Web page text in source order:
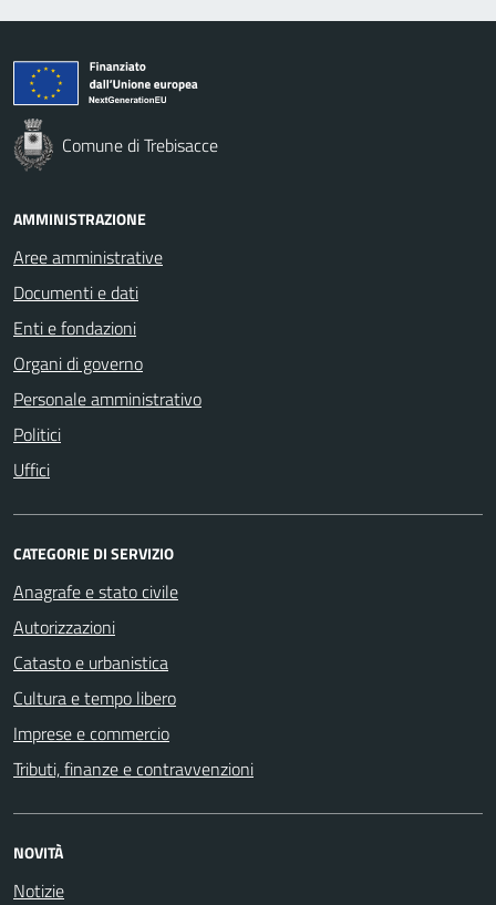
Comune di Trebisacce
AMMINISTRAZIONE
Aree amministrative
Documenti e dati
Enti e fondazioni
Organi di governo
Personale amministrativo
Politici
Uffici
CATEGORIE DI SERVIZIO
Anagrafe e stato civile
Autorizzazioni
Catasto e urbanistica
Cultura e tempo libero
Imprese e commercio
Tributi, finanze e contravvenzioni
NOVITÀ
Notizie